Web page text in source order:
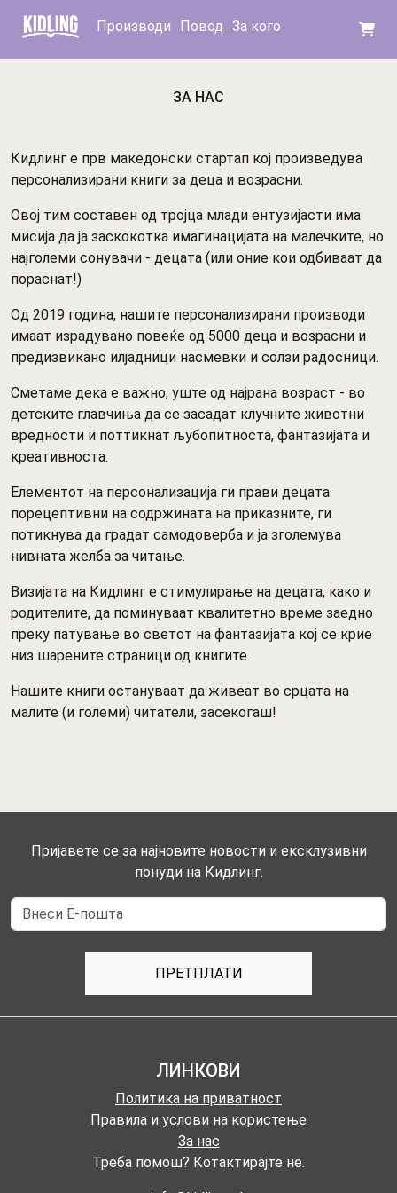
Производи Повод За кого
ЗА НАС
Кидлинг е прв македонски стартап кој произведува
персонализирани книги за деца и возрасни.
Овој тим составен од тројца млади ентузијасти има
мисија да ја заскокотка имагинацијата на малечките, но
најголеми сонувачи - децата (или оние кои одбиваат да
пораснат!)
Од 2019 година, нашите персонализирани производи
имаат израдувано повеќе од 5000 деца и возрасни и
предизвикано илјадници насмевки и солзи радосници.
Сметаме дека е важно, уште од најрана возраст - во
детските главчиња да се засадат клучните животни
вредности и поттикнат љубопитноста, фантазијата и
креативноста.
Елементот на персонализација ги прави децата
порецептивни на содржината на приказните, ги
потикнува да градат самодоверба и ја зголемува
нивната желба за читање.
Визијата на Кидлинг е стимулирање на децата, како и
родителите, да поминуваат квалитетно време заедно
преку патување во светот на фантазијата кој се крие
низ шарените страници од книгите.
Нашите книги остануваат да живеат во срцата на
малите (и големи) читатели, засекогаш!
Пријавете се за најновите новости и ексклузивни
понуди на Кидлинг.
ПРЕТПЛАТИ
ЛИНКОВИ
Политика на приватност
Правила и услови на користење
За нас
Треба помош? Котактирајте не.